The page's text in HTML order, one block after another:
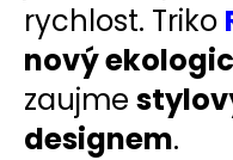
rychlost. Triko
nový
zaujme
designem.